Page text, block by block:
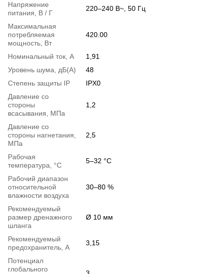
Напряжение
питания, В / Г
220–240 В~, 50 Гц
Максимальная
потребляемая
мощность, Вт
420.00
Номинальный ток, А
1,91
Уровень шума, дБ(А)
48
Степень защиты IP
IPX0
Давление со
стороны
всасывания, МПа
1,2
Давление со
стороны нагнетания,
МПа
2,5
Рабочая
температура, °С
5–32 °C
Рабочий диапазон
относительной
влажности воздуха
30–80 %
Рекомендуемый
размер дренажного
шланга
Ø 10 мм
Рекомендуемый
предохранитель, А
3,15
Потенциал
глобального